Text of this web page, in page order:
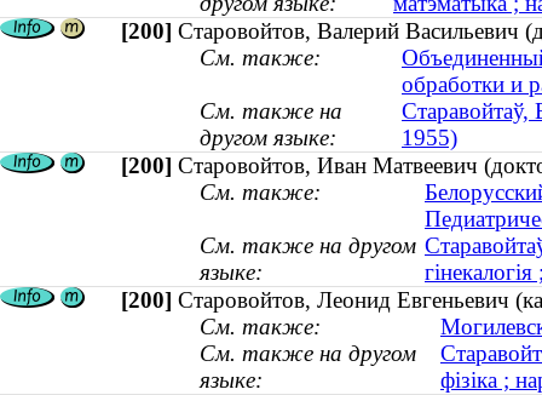
[200] Старовойтов, Валерий Васильевич
См. также:
обработки и
См. также на
другом языке:
Старавойтаў,
1955)
[200] Старовойтов, Иван Матвеевич
См. также:
См. также на другом
языке:
[200] Старовойтов, Леонид Евгеньевич
См. также:
См. также на другом
языке:
фізіка ;